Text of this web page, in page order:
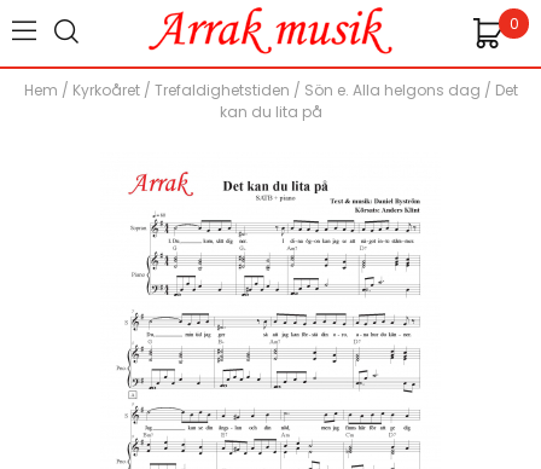
0
Hem / Kyrkoåret/ Trefaldighetstiden / Sön e. Alla helgons dag / Det
kan du lita på